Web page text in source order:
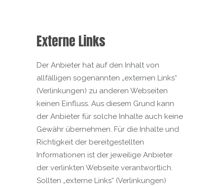
Externe Links
Der Anbieter hat auf den Inhalt von
allfälligen sogenannten „externen Links“
(Verlinkungen) zu anderen Webseiten
keinen Einfluss. Aus diesem Grund kann
der Anbieter für solche Inhalte auch keine
Gewähr übernehmen. Für die Inhalte und
Richtigkeit der bereitgestellten
Informationen ist der jeweilige Anbieter
der verlinkten Webseite verantwortlich.
Sollten „externe Links“ (Verlinkungen)